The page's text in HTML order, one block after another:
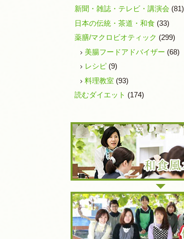
新聞・雑誌・テレビ・講演会 (81)
日本の伝統・茶道・和食 (33)
薬膳/マクロビオティック (299)
美腸フードアドバイザー (68)
レシピ(9)
料理教室 (93)
読むダイエット (174)